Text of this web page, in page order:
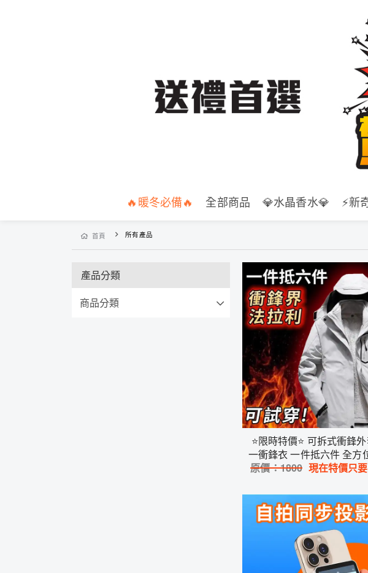
🔥暖冬必備🔥 全部商品 💎水晶香水💎 ⚡新
首頁 所有產品
產品分類
商品分類
⭐限時特價⭐ 可拆式衝鋒
一衝鋒衣 一件抵六件 全方
兩件式 防風 防水 登山 騎車 滑雪
原價：1800 現在特價只要